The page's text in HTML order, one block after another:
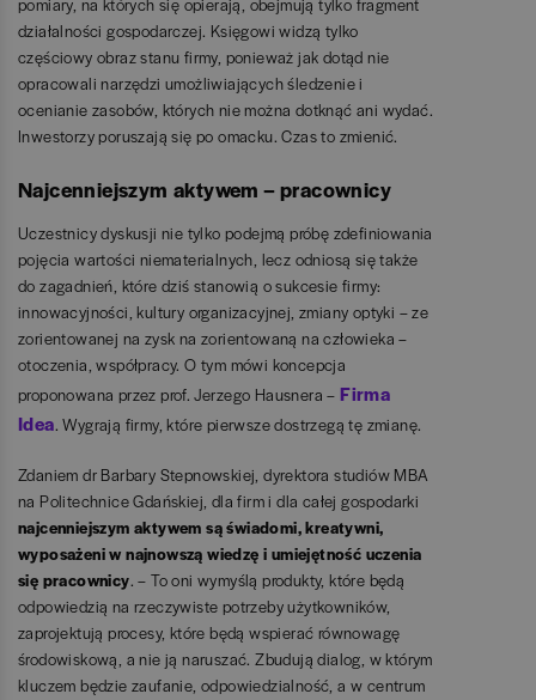
pomiary, na których się opierają, obejmują tylko fragment
działalności gospodarczej. Księgowi widzą tylko
częściowy obraz stanu firmy, ponieważ jak dotąd nie
opracowali narzędzi umożliwiających śledzenie i
ocenianie zasobów, których nie można dotknąć ani wydać.
Inwestorzy poruszają się po omacku. Czas to zmienić.
Najcenniejszym aktywem – pracownicy
Uczestnicy dyskusji nie tylko podejmą próbę zdefiniowania
pojęcia wartości niematerialnych, lecz odniosą się także
do zagadnień, które dziś stanowią o sukcesie firmy:
innowacyjności, kultury organizacyjnej, zmiany optyki – ze
zorientowanej na zysk na zorientowaną na człowieka –
otoczenia, współpracy. O tym mówi koncepcja
proponowana przez prof. Jerzego Hausnera –Firma
Idea. Wygrają firmy, które pierwsze dostrzegą tę zmianę.
Zdaniem dr Barbary Stepnowskiej, dyrektora studiów MBA
na Politechnice Gdańskiej, dla firm i dla całej gospodarki
najcenniejszym aktywem są świadomi, kreatywni,
wyposażeni w najnowszą wiedzę i umiejętność uczenia
się pracownicy. – To oni wymyślą produkty, które będą
odpowiedzią na rzeczywiste potrzeby użytkowników,
zaprojektują procesy, które będą wspierać równowagę
środowiskową, a nie ją naruszać. Zbudują dialog, w którym
kluczem będzie zaufanie, odpowiedzialność, a w centrum